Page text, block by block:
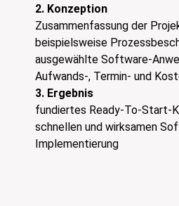
2. Konzeption
Zusammenfassung der
beispielsweise
ausgewählte Software-
Aufwands-, Termin- und
3. Ergebnis
fundiertes Ready-To-Start-
schnellen und wirksamen
Implementierung